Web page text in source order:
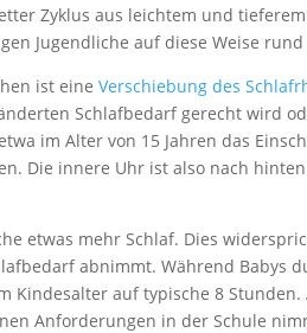
Zyklus aus leichtem und
Jugendliche auf diese Weise
ist eineVerschiebung des
Schlafbedarf gerecht wird
im Alter von 15 Jahren das
Die innere Uhr ist also nach
etwas mehr Schlaf. Dies
abnimmt. Während Babys
Kindesalter auf typische 8
Anforderungen in der Schule